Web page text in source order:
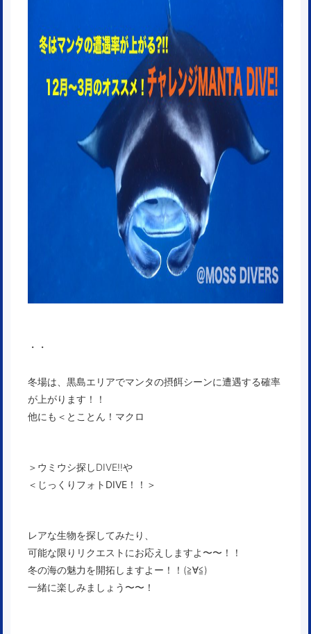
・・
冬場は、黒島エリアでマンタの摂餌シーンに遭遇する確率
が上がります！！
他にも＜ とことん！マクロ
＞ウミウシ探しDIVE!!や
＜ じっくりフォトDIVE！！ ＞
レアな生物を探してみたり、
可能な限りリクエストにお応えしますよ〜〜！！
冬の海の魅力を開拓しますよー！！(≧∀≦)
一緒に楽しみましょう〜〜！